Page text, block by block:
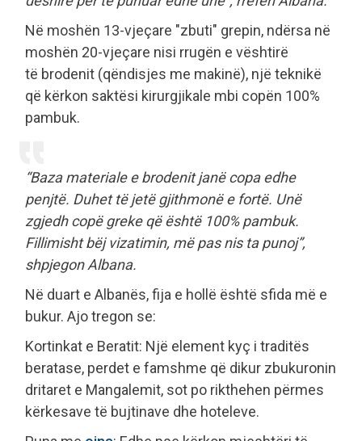
Në moshën 13-vjeçare "zbuti" grepin, ndërsa në
moshën 20-vjeçare nisi rrugën e vështirë
të brodenit (qëndisjes me makinë), një teknikë
që kërkon saktësi kirurgjikale mbi copën 100%
pambuk.
“Baza materiale e brodenit janë copa edhe
penjtë. Duhet të jetë gjithmonë e fortë. Unë
zgjedh copë greke që është 100% pambuk.
Fillimisht bëj vizatimin, më pas nis ta punoj”,
shpjegon Albana.
Në duart e Albanës, fija e hollë është sfida më e
bukur. Ajo tregon se:
Kortinkat e Beratit: Një element kyç i traditës
beratase, perdet e famshme që dikur zbukuronin
dritaret e Mangalemit, sot po rikthehen përmes
kërkesave të bujtinave dhe hoteleve.